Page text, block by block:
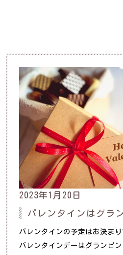
2023年1月20日
バレンタインはグラ
バレンタインの予定はお決ま
バレンタインデーはグランピ